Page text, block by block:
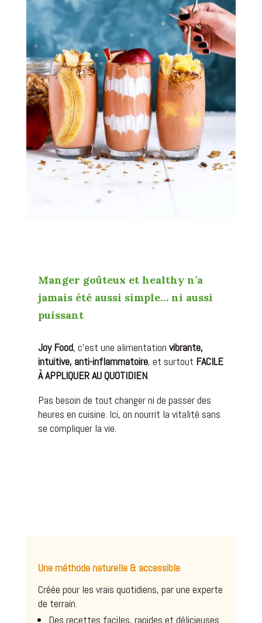
Manger goûteux et healthy n’a
jamais été aussi simple… ni aussi
puissant
Joy Food, c’est une alimentation vibrante,
intuitive, anti-inflammatoire, et surtout FACILE
À APPLIQUER AU QUOTIDIEN.
Pas besoin de tout changer ni de passer des
heures en cuisine. Ici, on nourrit la vitalité sans
se compliquer la vie.
Une méthode naturelle & accessible
Créée pour les vrais quotidiens, par une experte
de terrain.
Des recettes faciles, rapides et délicieuses